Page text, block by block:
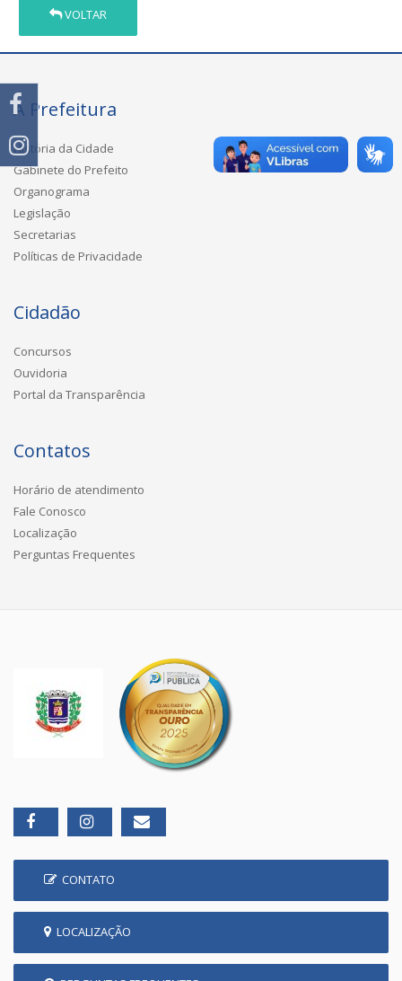
VOLTAR
A Prefeitura
História da Cidade
Gabinete do Prefeito
Organograma
Legislação
Secretarias
Políticas de Privacidade
Cidadão
Concursos
Ouvidoria
Portal da Transparência
Contatos
Horário de atendimento
Fale Conosco
Localização
Perguntas Frequentes
CONTATO
LOCALIZAÇÃO